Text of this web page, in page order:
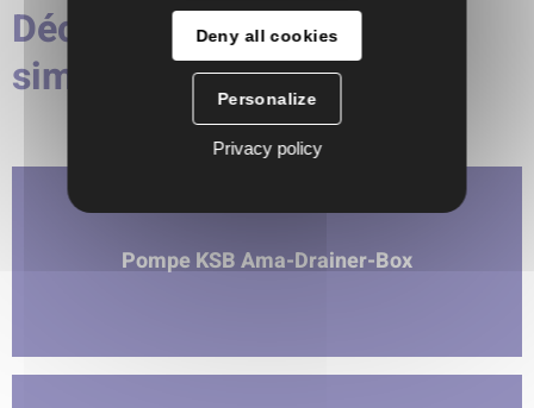
Découvrez les produits
similaires
Pompe KSB Ama-Drainer-Box
Deny all cookies
Personalize
Privacy policy